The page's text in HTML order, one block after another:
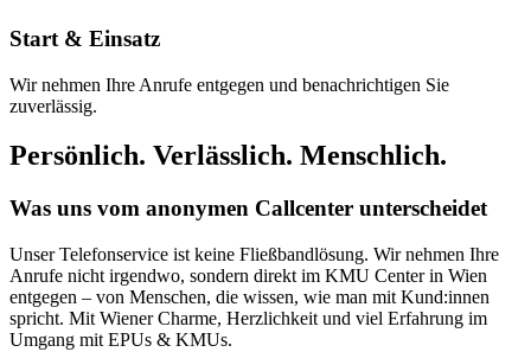
Start & Einsatz
Wir nehmen Ihre Anrufe entgegen und benachrichtigen Sie
zuverlässig.
Persönlich. Verlässlich. Menschlich.
Was uns vom anonymen Callcenter unterscheidet
Unser Telefonservice ist keine Fließbandlösung. Wir nehmen Ihre
Anrufe nicht irgendwo, sondern direkt im KMU Center in Wien
entgegen – von Menschen, die wissen, wie man mit Kund:innen
spricht. Mit Wiener Charme, Herzlichkeit und viel Erfahrung im
Umgang mit EPUs & KMUs.